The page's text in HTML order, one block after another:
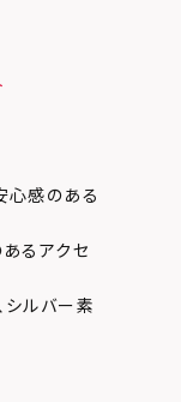
心感のある
るアクセ
シルバー素